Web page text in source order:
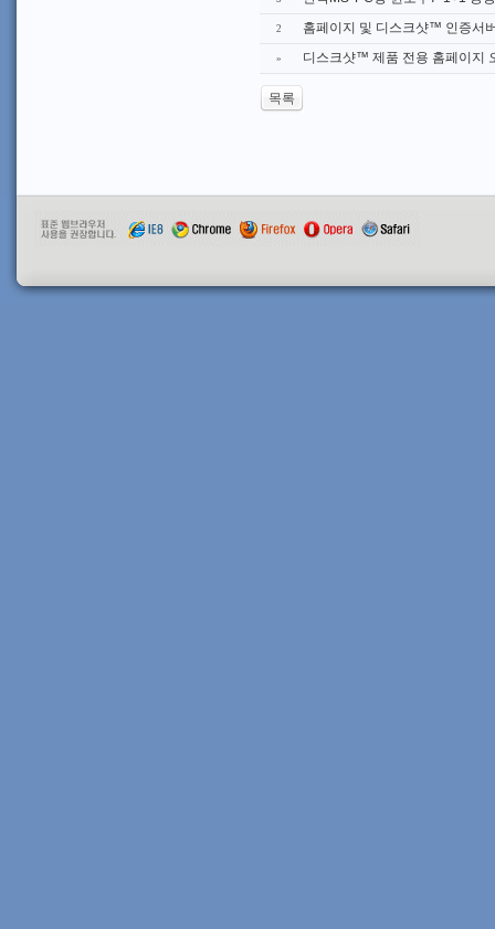
2 홈페이지 및 디스크샷™ 인증서
» 디스크샷™ 제품 전용 홈페이지
목록